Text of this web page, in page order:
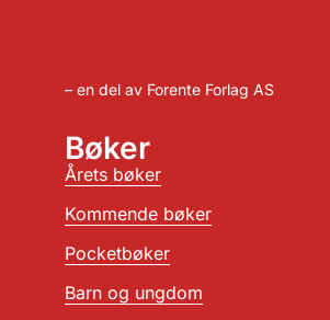
– en del av Forente Forlag AS
Bøker
Årets bøker
Kommende bøker
Pocketbøker
Barn og ungdom